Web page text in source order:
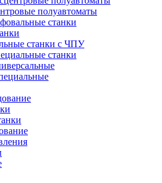
полуавтоматы
станки
станки с ЧПУ
станки